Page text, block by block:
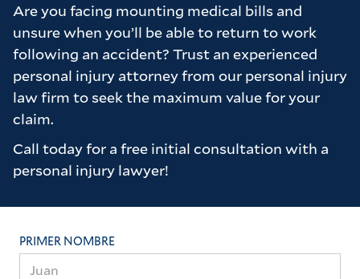
nos ha conseguido y creemos que solo lo
hemos conseguido gracias al arduo trabajo de
Chris y Brad. No dudaría en recomendar la
firma a cualquiera que esté considerando un
caso y quiera sentirse realmente valorado
Muchas gracias a la firma por todo su arduo
trabajo en nuestro nombre, realmente lo
Are you facing mounting medical bills and
unsure when you’ll be able to return to work
following an accident? Trust an experienced
personal injury attorney from our personal injury
law firm to seek the maximum value for your
claim.
Call today for a free initial consultation with a
personal injury lawyer!
PRIMER NOMBRE